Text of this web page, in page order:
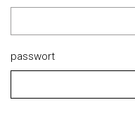
passwort